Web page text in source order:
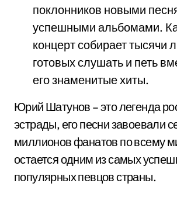
поклонников новыми
успешными альбомами.
концерт собирает тысячи
готовых слушать и петь
его знаменитые хиты.
Юрий Шатунов – это легенда
эстрады, его песни завоевали
миллионов фанатов по всему
остается одним из самых
популярных певцов страны.